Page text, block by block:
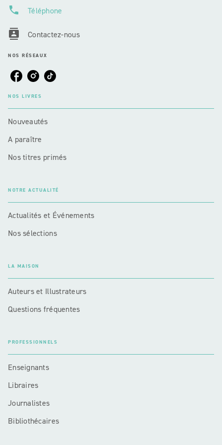
phone Téléphone
contacts Contactez-nous
NOS RÉSEAUX
NOS LIVRES
Nouveautés
A paraître
Nos titres primés
NOTRE ACTUALITÉ
Actualités et Événements
Nos sélections
LA MAISON
Auteurs et Illustrateurs
Questions fréquentes
PROFESSIONNELS
Enseignants
Libraires
Journalistes
Bibliothécaires